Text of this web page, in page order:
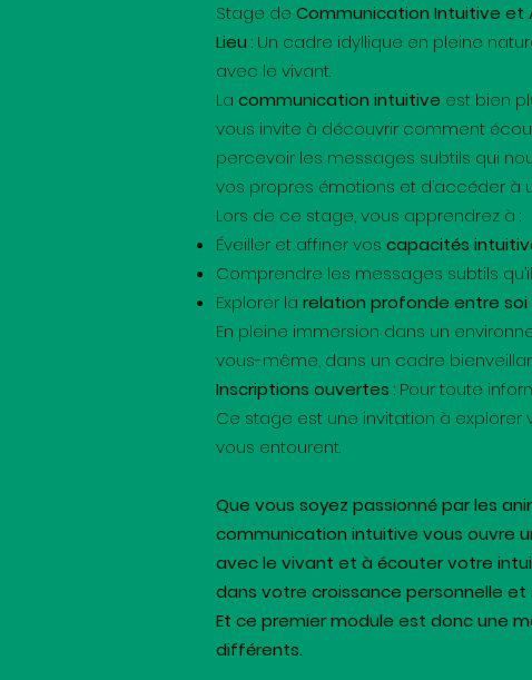
Stage de Communication Intuitive et
Lieu : Un cadre idyllique en pleine
avec le vivant.
La communication intuitive est bien
vous invite à découvrir comment
percevoir les messages subtils qui
vos propres émotions et d’accéder
Lors de ce stage, vous apprendrez à :
Éveiller et affiner vos capacités
Comprendre les messages subtils
Explorer la relation profonde entre
En pleine immersion dans un
vous-même, dans un cadre
Inscriptions ouvertes : Pour toute
Ce stage est une invitation à
vous entourent.
Que vous soyez passionné par les
communication intuitive vous ouvre
avec le vivant et à écouter votre
dans votre croissance personnelle
Et ce premier module est donc une
différents.